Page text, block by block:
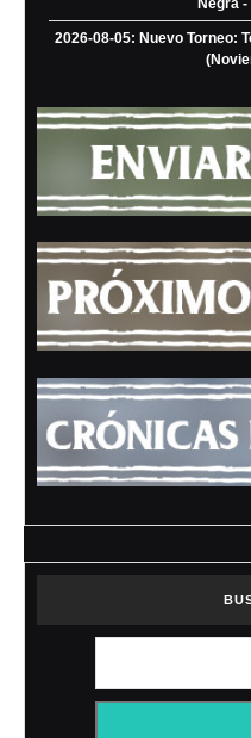
2026-08-05: Nuevo Torneo: